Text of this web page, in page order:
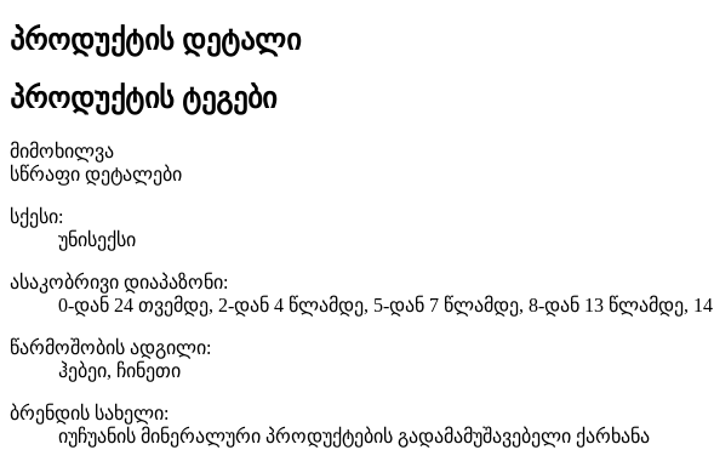
პროდუქტის დეტალი
პროდუქტის ტეგები
მიმოხილვა
სწრაფი დეტალები
სქესი:
უნისექსი
ასაკობრივი დიაპაზონი:
0-დან 24 თვემდე, 2-დან 4 წლამდე, 5-დან 7 წლამდე, 8-დან 13 წლამდე,
წარმოშობის ადგილი:
ჰებეი, ჩინეთი
ბრენდის სახელი:
იუჩუანის მინერალური პროდუქტების გადამამუშავებელი ქარხანა